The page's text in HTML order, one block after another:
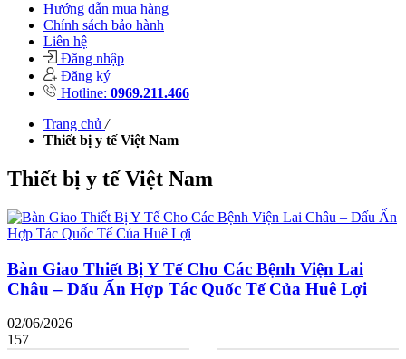
Hướng dẫn mua hàng
Chính sách bảo hành
Liên hệ
Đăng nhập
Đăng ký
Hotline: 0969.211.466
Trang chủ /
Thiết bị y tế Việt Nam
Thiết bị y tế Việt Nam
Bàn Giao Thiết Bị Y Tế Cho Các Bệnh Viện Lai
Châu – Dấu Ấn Hợp Tác Quốc Tế Của Huê Lợi
02/06/2026
157